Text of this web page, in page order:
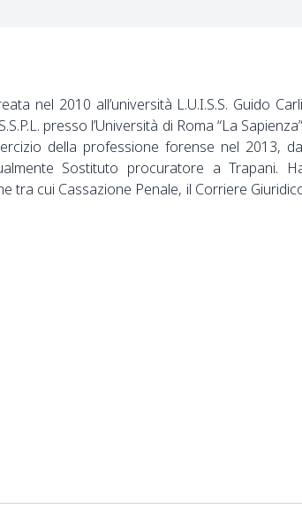
nel 2010 all’università L.U.I.S.S. Guido
presso l’Università di Roma “La
della professione forense nel 2013,
Sostituto procuratore a Trapani.
tra cui Cassazione Penale, il Corriere